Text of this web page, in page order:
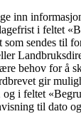
inn
i feltet
som sendes til
behov for å
gir
og i feltet
til dato